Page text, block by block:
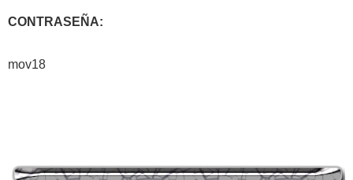
CONTRASEÑA:
mov18